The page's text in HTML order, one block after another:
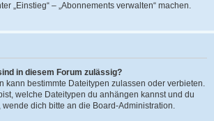
„Einstieg“ – „Abonnements verwalten“ machen.
in diesem Forum zulässig?
kann bestimmte Dateitypen zulassen oder verbieten.
welche Dateitypen du anhängen kannst und du
wende dich bitte an die Board-Administration.